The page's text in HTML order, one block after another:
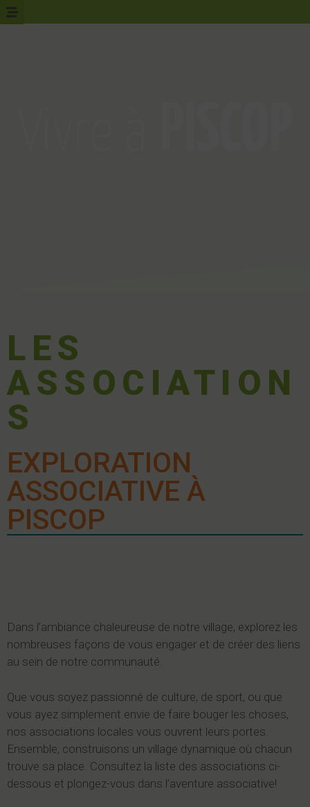
LES
ASSOCIATION
S
EXPLORATION
ASSOCIATIVE À
PISCOP
Dans l’ambiance chaleureuse de notre village, explorez les
nombreuses façons de vous engager et de créer des liens
au sein de notre communauté.
Que vous soyez passionné de culture, de sport, ou que
vous ayez simplement envie de faire bouger les choses,
nos associations locales vous ouvrent leurs portes.
Ensemble, construisons un village dynamique où chacun
trouve sa place. Consultez la liste des associations ci-
dessous et plongez-vous dans l’aventure associative!